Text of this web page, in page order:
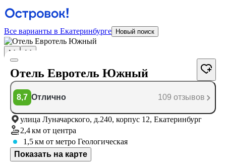
Все варианты в Екатеринбурге Новый поиск
Отель Евротель Южный
8,7 Отлично 109 отзывов
улица Луначарского, д.240, корпус 12, Екатеринбург
2,4 км от центра
1,5 км от метро Геологическая
Показать на карте